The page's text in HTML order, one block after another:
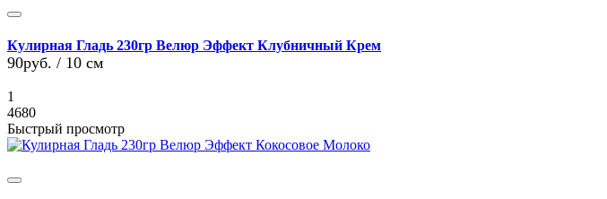
Кулирная Гладь 230гр Велюр Эффект Клубничный Крем
90руб. / 10 см
1
4680
Быстрый просмотр